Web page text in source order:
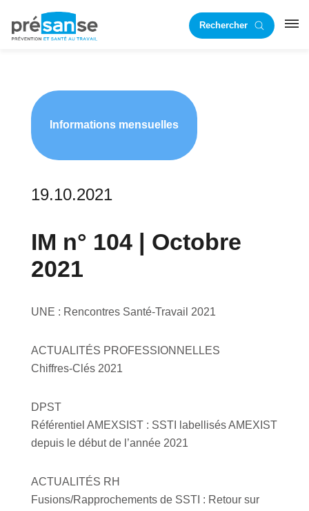
principale
RechercherRST
Informations mensuelles
19.10.2021
IM n° 104 | Octobre
2021
UNE : Rencontres Santé-Travail 2021
ACTUALITÉS PROFESSIONNELLES
Chiffres-Clés 2021
DPST
Référentiel AMEXSIST : SSTI labellisés AMEXIST
depuis le début de l’année 2021
ACTUALITÉS RH
Fusions/Rapprochements de SSTI : Retour sur